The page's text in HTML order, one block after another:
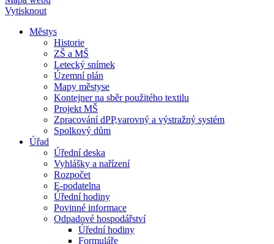
Vytisknout
Městys
Historie
ZŠ a MŠ
Letecký snímek
Územní plán
Mapy městyse
Kontejner na sběr použitého textilu
Projekt MŠ
Zpracování dPP,varovný a výstražný systém
Spolkový dům
Úřad
Úřední deska
Vyhlášky a nařízení
Rozpočet
E-podatelna
Úřední hodiny
Povinné informace
Odpadové hospodářství
Úřední hodiny
Formuláře